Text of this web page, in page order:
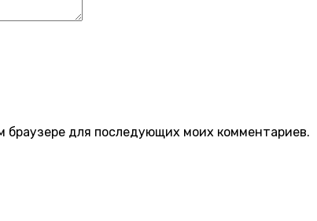
браузере для последующих моих комментариев.